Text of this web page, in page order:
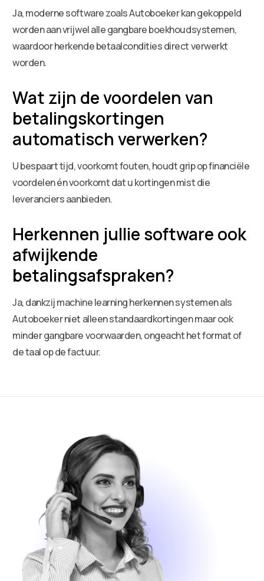
Ja, moderne software zoals Autoboeker kan gekoppeld
worden aan vrijwel alle gangbare boekhoudsystemen,
waardoor herkende betaalcondities direct verwerkt
worden.
Wat zijn de voordelen van
betalingskortingen
automatisch verwerken?
U bespaart tijd, voorkomt fouten, houdt grip op financiële
voordelen én voorkomt dat u kortingen mist die
leveranciers aanbieden.
Herkennen jullie software ook
afwijkende
betalingsafspraken?
Ja, dankzij machine learning herkennen systemen als
Autoboeker niet alleen standaardkortingen maar ook
minder gangbare voorwaarden, ongeacht het format of
de taal op de factuur.